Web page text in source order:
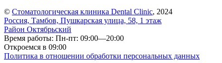
© Стоматологическая клиника Dental Clinic, 2024
Россия, Тамбов, Пушкарская улица, 58, 1 этаж
Район Октябрьский
Время работы: Пн-пт: 09:00—20:00
Откроемся в 09:00
Политика в отношении обработки персональных данных